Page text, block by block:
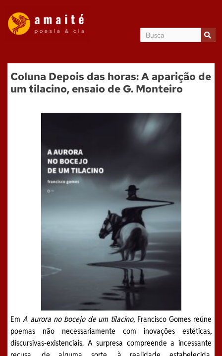
Coluna Depois das horas: A aparição de
um tilacino, ensaio de G. Monteiro
Em A aurora no bocejo de um tilacino, Francisco Gomes reúne
poemas não necessariamente com inovações estéticas,
discursivas-existenciais. A surpresa compreende a incessante